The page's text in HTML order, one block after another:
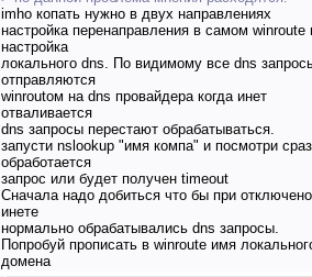
imho копать нужно в двух направлениях
настройка перенаправления в самом winroute
настройка
локального dns. По видимому все dns
отправляются
winroutoм на dns провайдера когда инет
отваливается
dns запросы перестают обрабатываться.
запусти nslookup "имя компа" и посмотри
обработается
запрос или будет получен timeout
Сначала надо добиться что бы при
инете
нормально обрабатывались dns запросы.
Попробуй прописать в winroute имя
домена